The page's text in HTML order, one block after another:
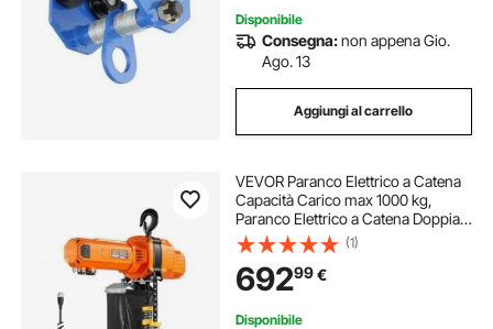
Disponibile
Consegna:non appena Gio.
Ago. 13
Aggiungi al carrello
VEVOR Paranco Elettrico a Catena
Capacità Carico max 1000 kg,
Paranco Elettrico a Catena Doppia
Altezza Sollevamento 6 m,
Verricello Elettrico per Magazzino
Garage Fabbrica Monofase 230 V
(1)
69299€
Disponibile